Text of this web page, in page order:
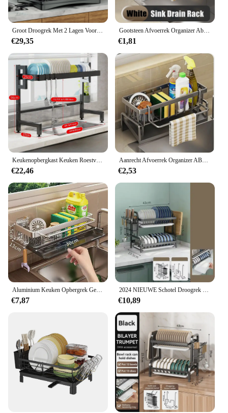
Groot Droogrek Met 2 Lagen Voor Keukenbladen, Verwijderbaar Afvoerrek Met Grote Capaciteit
€29,35
Gootsteen Afvoerrek Organizer Abs Plastic Gootsteen Rek Zeep Spons Afwasdoek Handdoek Opbergrek Filter Mand Woonaccessoires
€1,81
Keukenopbergkast Keuken Roestvrijstalen afvoerplank Multi Organizer Kast Gootsteenrek boven de gootsteen Schotel Droogrek
€22,46
Aanrecht Afvoerrek Organizer ABS Plastic Zelflozende Gootsteen Plank Zeep Spons Houder Vaatdoek Handdoekenrek filtermand
€2,53
Aluminium Keuken Opbergrek Geen-boor Gootsteen Afvoer Rack Zelflozende Gootsteen Plank Spons Houder Vaatdoek Handdoekenrek filter Mand
€7,87
2024 NIEUWE Schotel Droogrek 2-Tier Compact Keuken Afdruiprek Afdruipplank Set Grote Roestbestendige Afdruiprek met Gebruiksvoorwerp houder
€10,89